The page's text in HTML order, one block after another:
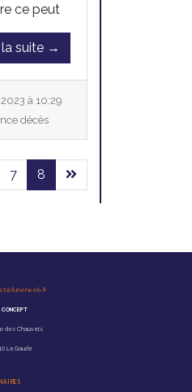
ce peut
la suite →
à 10:29
décès
7 8
CONCEPT
des Chauvets
La Gaude